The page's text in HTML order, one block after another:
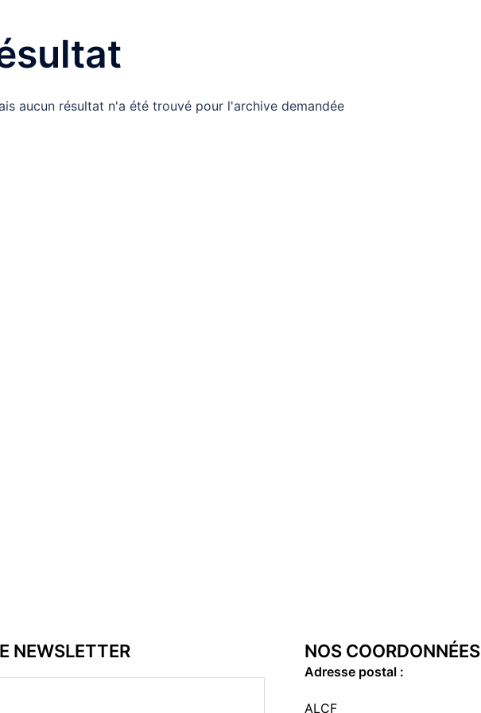
aucun résultat n'a été trouvé pour l'archive demandée
NEWSLETTER NOS COORDONNÉES
Adresse postal :
ALCF